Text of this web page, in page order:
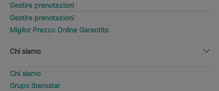
Gestire prenotazioni
Gestire prenotazioni
Miglior Prezzo Online Garantito
Chi siamo
Chi siamo
Grupo Iberostar